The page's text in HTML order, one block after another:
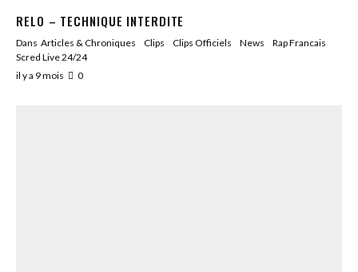
RELO – TECHNIQUE INTERDITE
Dans Articles & Chroniques Clips Clips Officiels News
Rap Francais
Scred Live 24/24
il y a 9 mois
0